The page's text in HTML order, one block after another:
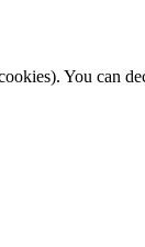
You can